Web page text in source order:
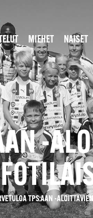
MIEHET NAISET
-
TPS:AAN -